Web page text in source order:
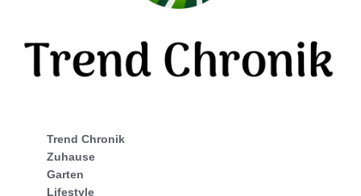
Trend Chronik
Zuhause
Garten
Lifestyle